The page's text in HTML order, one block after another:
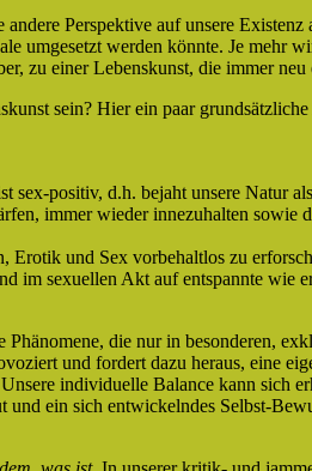
Perspektive auf unsere
umgesetzt werden könnte. Je mehr
zu einer Lebenskunst, die immer
sein? Hier ein paar
sex-positiv, d.h. bejaht unsere Natur
immer wieder innezuhalten sowie
Erotik und Sex vorbehaltlos zu
im sexuellen Akt auf entspannte wie
die nur in besonderen,
und fordert dazu heraus, eine
individuelle Balance kann sich
ein sich entwickelndes Selbst-